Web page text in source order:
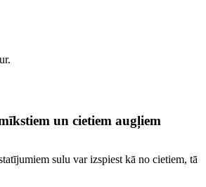
un cietiem augļiem
sulu var izspiest kā no cietiem, tā